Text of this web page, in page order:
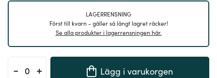
LAGERRENSNING
Först till kvarn - gäller så långt lagret räcker!
Se alla produkter i lagerrensningen här.
- + Lägg i varukorgen